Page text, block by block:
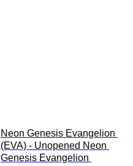
Neon Genesis Evangelion
(EVA) - Unopened Neon
Genesis Evangelion